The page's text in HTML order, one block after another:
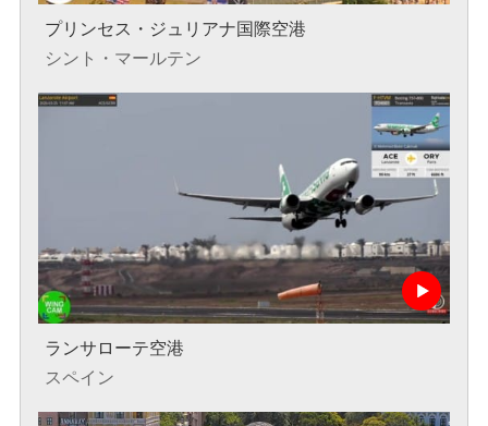
プリンセス・ジュリアナ国際空港
シント・マールテン
ランサローテ空港
スペイン